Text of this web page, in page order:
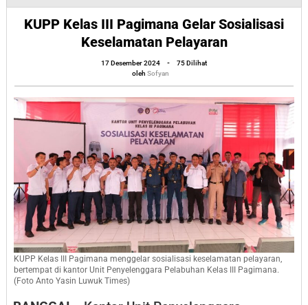
Kelas
III
Pagimana
Gelar
Sosialisasi
Keselamatan
Pelayaran
KUPP Kelas III Pagimana Gelar Sosialisasi
Keselamatan Pelayaran
17 Desember 2024
oleh
Sofyan
-
75 Dilihat
oleh Sofyan
KUPP Kelas III Pagimana menggelar sosialisasi keselamatan pelayaran,
bertempat di kantor Unit Penyelenggara Pelabuhan Kelas III Pagimana.
(Foto Anto Yasin Luwuk Times)